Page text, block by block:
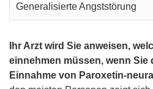
Generalisierte Angststörung
Ihr Arzt wird Sie anweisen,
einnehmen müssen, wenn Sie
Einnahme von Paroxetin-